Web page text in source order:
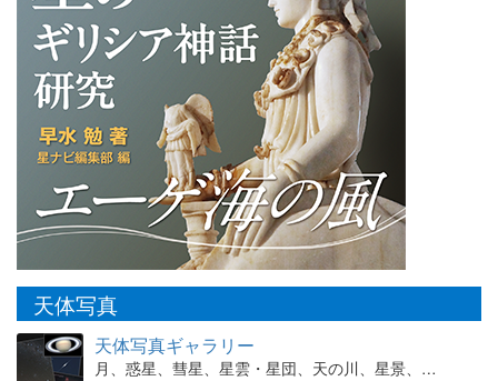
天体写真
天体写真ギャラリー
月、惑星、彗星、星雲・星団、天の川、星景、…